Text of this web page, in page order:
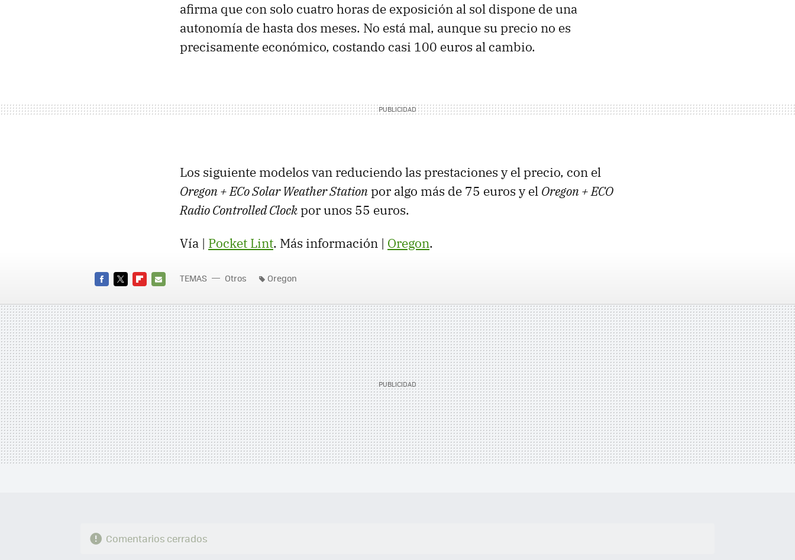
afirma que con solo cuatro horas de exposición al sol dispone de una
autonomía de hasta dos meses. No está mal, aunque su precio no es
precisamente económico, costando casi 100 euros al cambio.
Los siguiente modelos van reduciendo las prestaciones y el precio, con el
Oregon + ECo Solar Weather Stationpor algo más de 75 euros y el Oregon + ECO
Radio Controlled Clockpor unos 55 euros.
Vía | Pocket Lint. Más información | Oregon.
MAIL
TEMAS Otros Oregon
Comentarios cerrados